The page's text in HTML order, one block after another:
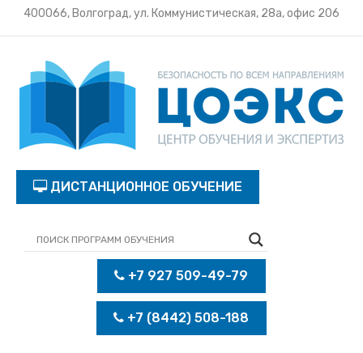
400066, Волгоград, ул. Коммунистическая, 28а, офис 206
ДИСТАНЦИОННОЕ ОБУЧЕНИЕ
+7 927 509-49-79
+7 (8442) 508-188